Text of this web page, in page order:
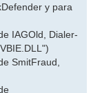
y para
IAGOld, Dialer-
SmitFraud,